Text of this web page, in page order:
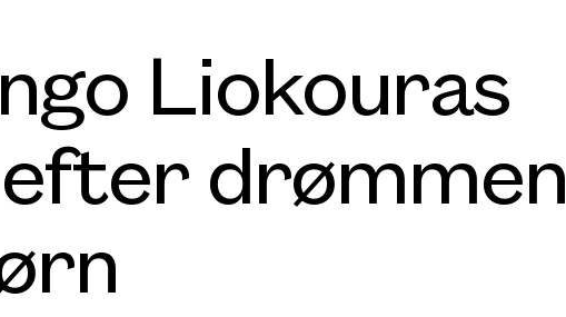
Liokouras
drømmen